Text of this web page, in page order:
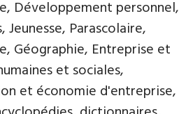
Développement personnel,
Parascolaire,
Géographie, Entreprise et
et sociales,
et économie d'entreprise,